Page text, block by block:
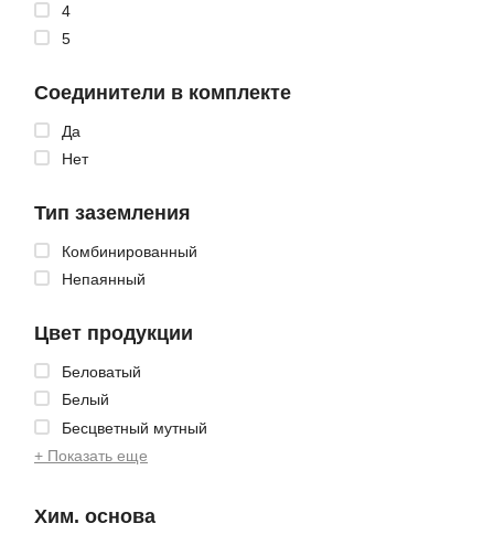
4
5
Соединители в комплекте
Да
Нет
Тип заземления
Комбинированный
Непаянный
Цвет продукции
Беловатый
Белый
Бесцветный мутный
+ Показать еще
Хим. основа